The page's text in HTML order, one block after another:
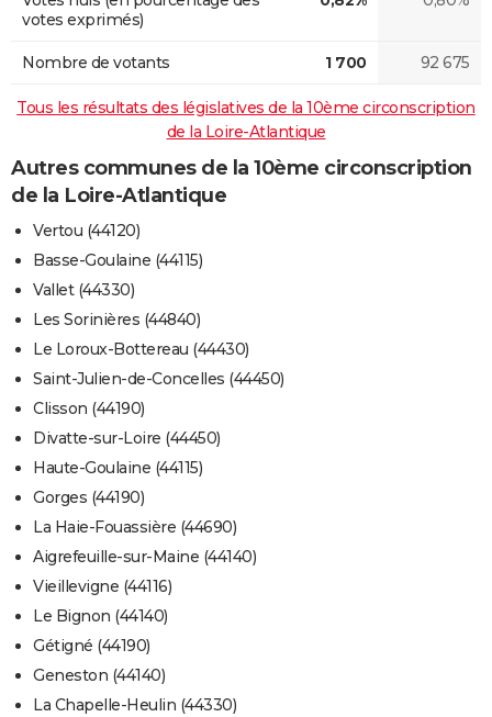
votes exprimés)
Nombre de votants 1 700 92 675
Tous les résultats des législatives de la 10ème circonscription
de la Loire-Atlantique
Autres communes de la 10ème circonscription
de la Loire-Atlantique
Vertou (44120)
Basse-Goulaine (44115)
Vallet (44330)
Les Sorinières (44840)
Le Loroux-Bottereau (44430)
Saint-Julien-de-Concelles (44450)
Clisson (44190)
Divatte-sur-Loire (44450)
Haute-Goulaine (44115)
Gorges (44190)
La Haie-Fouassière (44690)
Aigrefeuille-sur-Maine (44140)
Vieillevigne (44116)
Le Bignon (44140)
Gétigné (44190)
Geneston (44140)
La Chapelle-Heulin (44330)